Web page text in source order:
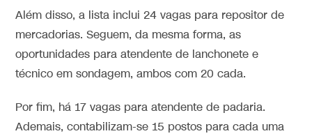
Além disso, a lista inclui 24 vagas para repositor de
mercadorias. Seguem, da mesma forma, as
oportunidades para atendente de lanchonete e
técnico em sondagem, ambos com 20 cada.
Por fim, há 17 vagas para atendente de padaria.
Ademais, contabilizam-se 15 postos para cada uma